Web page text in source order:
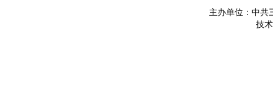
主办单位：中
技